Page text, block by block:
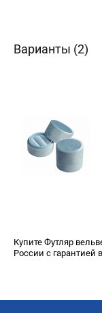
Варианты (2)
Купите Футляр
России с гарантией